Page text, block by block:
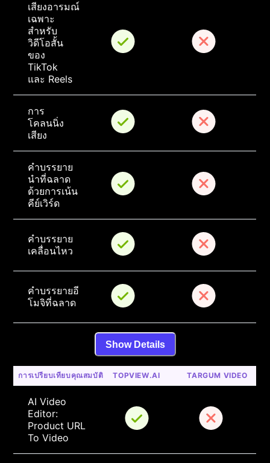
เสียงอารมณ์
เฉพาะ
สำหรับ
วิดีโอสั้น
ของ
TikTok
และ Reels
การ
โคลนนิ่ง
เสียง
คำบรรยาย
นำที่ฉลาด
ด้วยการเน้น
คีย์เวิร์ด
คำบรรยาย
เคลื่อนไหว
คำบรรยายอี
โมจิที่ฉลาด
Show Details
การเปรียบเทียบคุณสมบัติ TOPVIEW.AI TARGUM VIDEO
AI Video
Editor:
Product URL
To Video